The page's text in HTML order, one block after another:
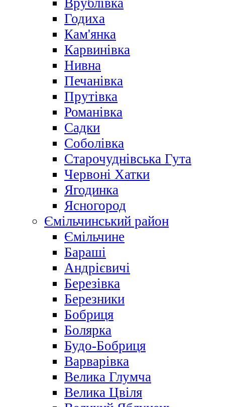
Врублівка
Годиха
Кам'янка
Карвинівка
Нивна
Печанівка
Прутівка
Романівка
Садки
Соболівка
Старочуднівська Гута
Червоні Хатки
Ягодинка
Ясногород
Ємільчинський район
Ємільчине
Бараші
Андрієвичі
Березівка
Березники
Бобриця
Болярка
Будо-Бобриця
Варварівка
Велика Глумча
Велика Цвіля